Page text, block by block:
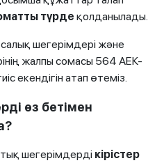
түрде қолданылады.
шегерімдері және
жалпы сомасы 564 АЕК-
екендігін атап өтеміз.
өз бетімен
шегерімдерді кірістер